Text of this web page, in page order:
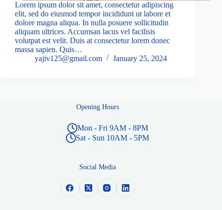
Lorem ipsum dolor sit amet, consectetur adipiscing
elit, sed do eiusmod tempor incididunt ut labore et
dolore magna aliqua. In nulla posuere sollicitudin
aliquam ultrices. Accumsan lacus vel facilisis
volutpat est velit. Duis at consectetur lorem donec
massa sapien. Quis…
yajiv125@gmail.com
January 25, 2024
Opening Hours
Mon - Fri 9AM - 8PM
Sat - Sun 10AM - 5PM
Social Media